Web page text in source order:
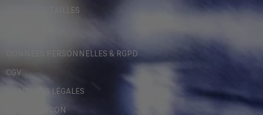
GUIDE DES TAILLES
DONNÉES PERSONNELLES & RGPD
CGV
MENTIONS LÉGALES
CONTREFAÇON